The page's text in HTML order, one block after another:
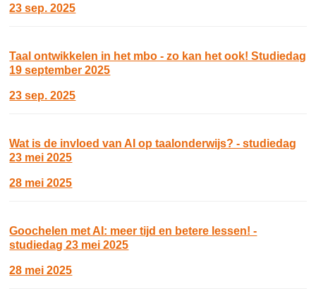
23 sep. 2025
Taal ontwikkelen in het mbo - zo kan het ook! Studiedag
19 september 2025
23 sep. 2025
Wat is de invloed van AI op taalonderwijs? - studiedag
23 mei 2025
28 mei 2025
Goochelen met AI: meer tijd en betere lessen! -
studiedag 23 mei 2025
28 mei 2025